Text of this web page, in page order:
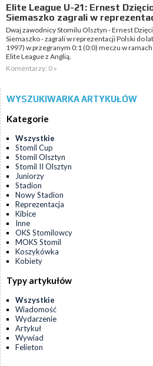
Elite League U-21: Ernest
Siemaszko zagrali w
Dwaj zawodnicy Stomilu Olsztyn - Ernest
Siemaszko - zagrali w reprezentacji Polski do
1997) w przegranym 0:1 (0:0) meczu w
Elite League z Anglią.
Komentarzy: 0 »
WYSZUKIWARKA ARTYKUŁÓW
Kategorie
Wszystkie
Stomil Cup
Stomil Olsztyn
Stomil II Olsztyn
Juniorzy
Stadion
Nowy Stadion
Reprezentacja
Kibice
Inne
OKS Stomilowcy
MOKS Stomil
Koszykówka
Kobiety
Typy artykułów
Wszystkie
Wiadomość
Wydarzenie
Artykuł
Wywiad
Felieton